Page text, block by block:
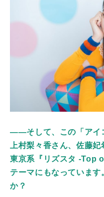
――そして、この「アイ
上村梨々香さん、佐藤
東京系『リズスタ -Top
テーマにもなっていま
か？